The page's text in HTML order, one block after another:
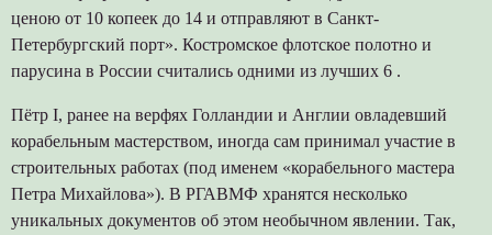
ценою от 10 копеек до 14 и отправляют в Санкт-
Петербургский порт». Костромское флотское полотно и
парусина в России считались одними из лучших 6 .
Пётр I, ранее на верфях Голландии и Англии овладевший
корабельным мастерством, иногда сам принимал участие в
строительных работах (под именем «корабельного мастера
Петра Михайлова»). В РГАВМФ хранятся несколько
уникальных документов об этом необычном явлении. Так,